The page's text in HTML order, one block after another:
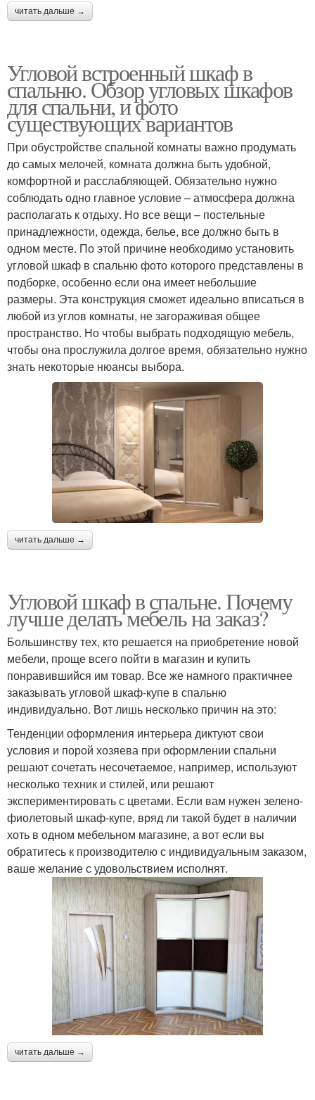
читать дальше →
Угловой встроенный шкаф в
спальню. Обзор угловых шкафов
для спальни, и фото
существующих вариантов
При обустройстве спальной комнаты важно продумать
до самых мелочей, комната должна быть удобной,
комфортной и расслабляющей. Обязательно нужно
соблюдать одно главное условие – атмосфера должна
располагать к отдыху. Но все вещи – постельные
принадлежности, одежда, белье, все должно быть в
одном месте. По этой причине необходимо установить
угловой шкаф в спальню фото которого представлены в
подборке, особенно если она имеет небольшие
размеры. Эта конструкция сможет идеально вписаться в
любой из углов комнаты, не загораживая общее
пространство. Но чтобы выбрать подходящую мебель,
чтобы она прослужила долгое время, обязательно нужно
знать некоторые нюансы выбора.
читать дальше →
Угловой шкаф в спальне. Почему
лучше делать мебель на заказ?
Большинству тех, кто решается на приобретение новой
мебели, проще всего пойти в магазин и купить
понравившийся им товар. Все же намного практичнее
заказывать угловой шкаф-купе в спальню
индивидуально. Вот лишь несколько причин на это:
Тенденции оформления интерьера диктуют свои
условия и порой хозяева при оформлении спальни
решают сочетать несочетаемое, например, используют
несколько техник и стилей, или решают
экспериментировать с цветами. Если вам нужен зелено-
фиолетовый шкаф-купе, вряд ли такой будет в наличии
хоть в одном мебельном магазине, а вот если вы
обратитесь к производителю с индивидуальным заказом,
ваше желание с удовольствием исполнят.
читать дальше →